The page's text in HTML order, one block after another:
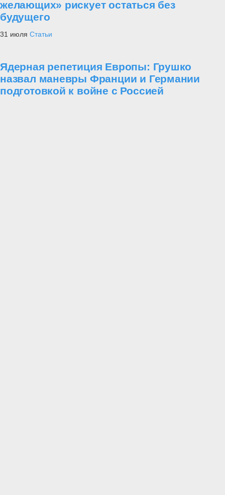
желающих» рискует остаться без
будущего
31 июля Статьи
Ядерная репетиция Европы: Грушко
назвал маневры Франции и Германии
подготовкой к войне с Россией